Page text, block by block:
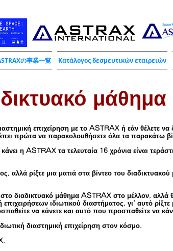
の事業一覧 Κατάλογος δεσμευτικών εταιρειών
επιχείρηση με το ASTRAX ή εάν θέλετε
πρώτα να παρακολουθήσετε όλα τα παρακάτω
κάνει η ASTRAX τα τελευταία 16 χρόνια είναι
αλλά ρίξτε μια ματιά στα βίντεο του
διαδικτυακό μάθημα ASTRAX στο μέλλον, αλλά
ιδιωτικού διαστήματος, γι' αυτό
να κάνετε και αυτό που προσπαθείτε να
διαστημική επιχείρηση στον κόσμο.